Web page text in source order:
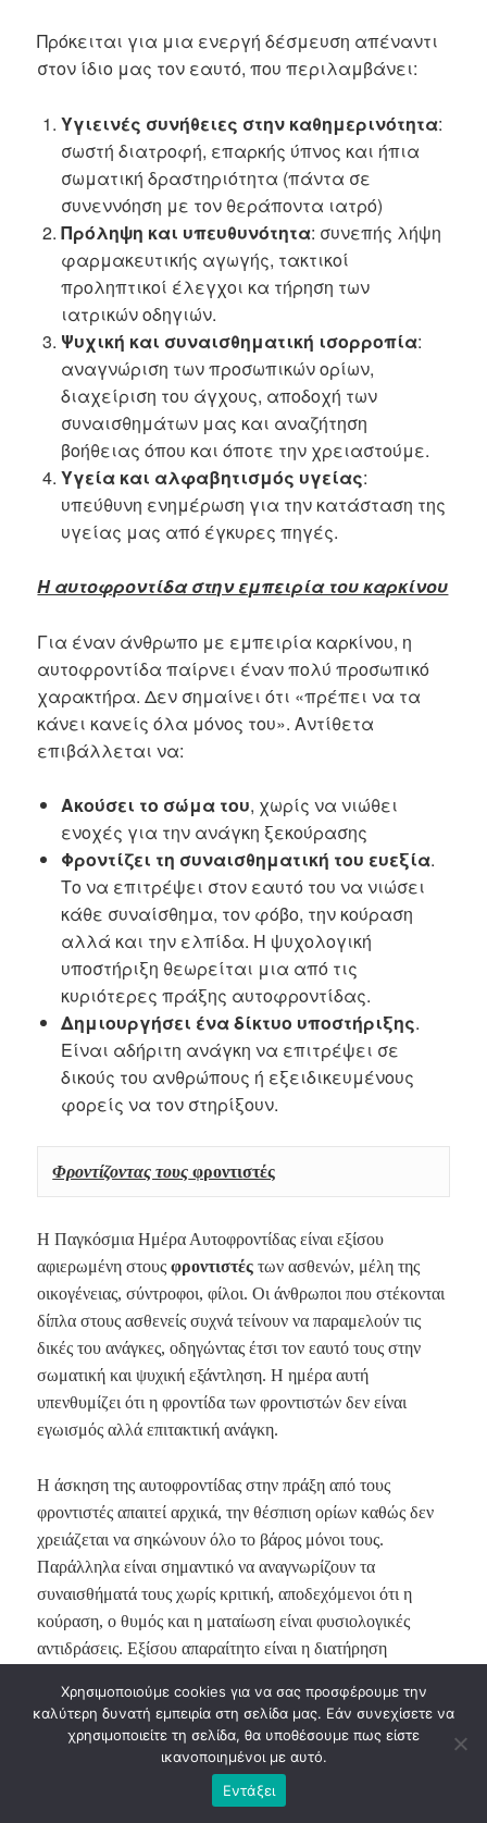
Πρόκειται για μια ενεργή δέσμευση απέναντι
στον ίδιο μας τον εαυτό, που περιλαμβάνει:
Υγιεινές συνήθειες στην καθημερινότητα:
σωστή διατροφή, επαρκής ύπνος και ήπια
σωματική δραστηριότητα (πάντα σε
συνεννόηση με τον θεράποντα ιατρό)
Πρόληψη και υπευθυνότητα: συνεπής λήψη
φαρμακευτικής αγωγής, τακτικοί
προληπτικοί έλεγχοι κα τήρηση των
ιατρικών οδηγιών.
Ψυχική και συναισθηματική ισορροπία:
αναγνώριση των προσωπικών ορίων,
διαχείριση του άγχους, αποδοχή των
συναισθημάτων μας και αναζήτηση
βοήθειας όπου και όποτε την χρειαστούμε.
Υγεία και αλφαβητισμός υγείας:
υπεύθυνη ενημέρωση για την κατάσταση της
υγείας μας από έγκυρες πηγές.
Η αυτοφροντίδα στην εμπειρία του καρκίνου
Για έναν άνθρωπο με εμπειρία καρκίνου, η
αυτοφροντίδα παίρνει έναν πολύ προσωπικό
χαρακτήρα. Δεν σημαίνει ότι «πρέπει να τα
κάνει κανείς όλα μόνος του». Αντίθετα
επιβάλλεται να:
Ακούσει το σώμα του, χωρίς να νιώθει
ενοχές για την ανάγκη ξεκούρασης
Φροντίζει τη συναισθηματική του ευεξία.
Το να επιτρέψει στον εαυτό του να νιώσει
κάθε συναίσθημα, τον φόβο, την κούραση
αλλά και την ελπίδα. Η ψυχολογική
υποστήριξη θεωρείται μια από τις
κυριότερες πράξης αυτοφροντίδας.
Δημιουργήσει ένα δίκτυο υποστήριξης.
Είναι αδήριτη ανάγκη να επιτρέψει σε
δικούς του ανθρώπους ή εξειδικευμένους
φορείς να τον στηρίξουν.
Φροντίζοντας τους φροντιστές
Η Παγκόσμια Ημέρα Αυτοφροντίδας είναι εξίσου
αφιερωμένη στουςφροντιστές των ασθενών, μέλη της
οικογένειας, σύντροφοι, φίλοι. Οι άνθρωποι που στέκονται
δίπλα στους ασθενείς συχνά τείνουν να παραμελούν τις
δικές του ανάγκες, οδηγώντας έτσι τον εαυτό τους στην
σωματική και ψυχική εξάντληση. Η ημέρα αυτή
υπενθυμίζει ότι η φροντίδα των φροντιστών δεν είναι
εγωισμός αλλά επιτακτική ανάγκη.
Η άσκηση της αυτοφροντίδας στην πράξη από τους
φροντιστές απαιτεί αρχικά, την θέσπιση ορίων καθώς δεν
χρειάζεται να σηκώνουν όλο το βάρος μόνοι τους.
Παράλληλα είναι σημαντικό να αναγνωρίζουν τα
συναισθήματά τους χωρίς κριτική, αποδεχόμενοι ότι η
κούραση, ο θυμός και η ματαίωση είναι φυσιολογικές
αντιδράσεις. Εξίσου απαραίτητο είναι η διατήρηση
περίπατο ή ένα βιβλίο, μπορούν να λειτουργήσουν
ευεργετικά. Τέλος η αναζήτηση ψυχολογικής υποστήριξης
δεν αποτελεί σημάδι αδυναμίας αλλά πράξη ουσιαστικής
Χρησιμοποιούμε cookies για να σας προσφέρουμε την
καλύτερη δυνατή εμπειρία στη σελίδα μας. Εάν συνεχίσετε να
χρησιμοποιείτε τη σελίδα, θα υποθέσουμε πως είστε
ικανοποιημένοι με αυτό.
Εντάξει